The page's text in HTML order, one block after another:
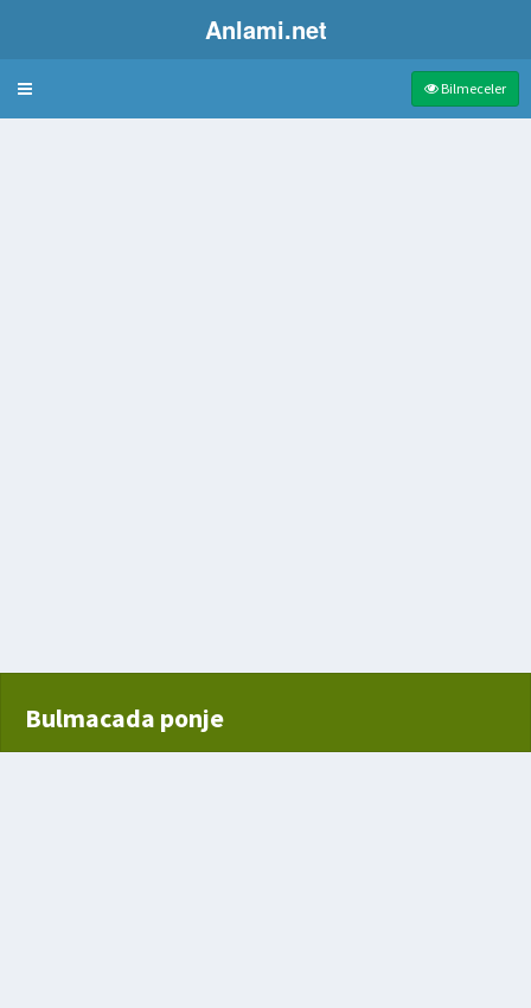
Anlami.net
Bulmaca Bilmeceler
Bulmacada ponje